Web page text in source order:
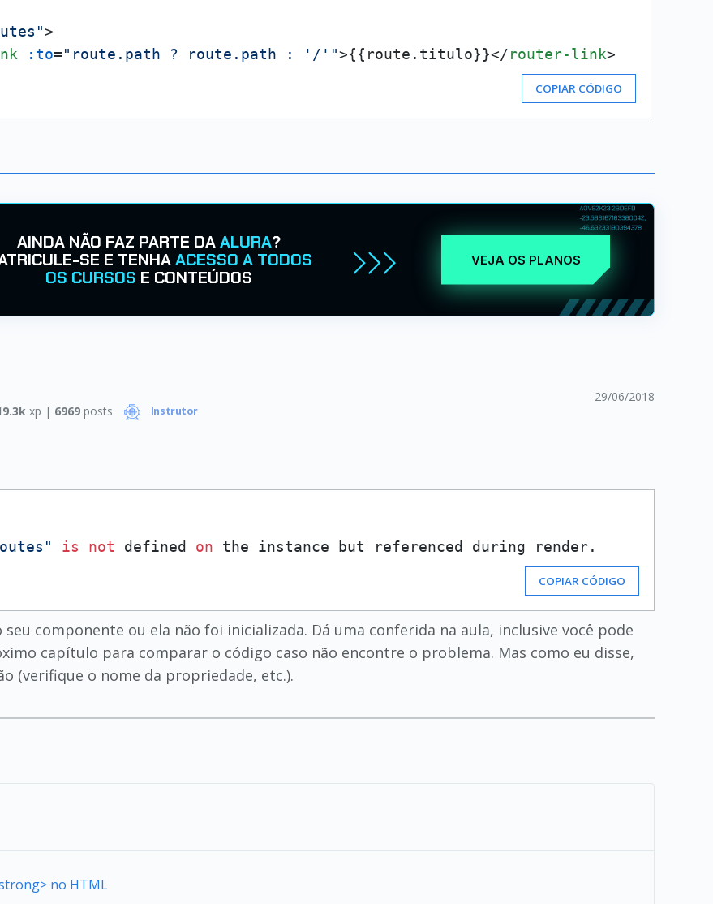
>
:to="route.path ? route.path : '/'">{{route.titulo}}</router-link>
COPIAR CÓDIGO
AINDA NÃO FAZ PARTE DAALURA?
SE E TENHAACESSO A TODOS
OS CURSOS E CONTEÚDOS
VEJA OS PLANOS
xp | 6969 posts Instrutor
29/06/2018
is not defined on the instance but referenced during render.
COPIAR CÓDIGO
componente ou ela não foi inicializada. Dá uma conferida na aula, inclusive você pode
capítulo para comparar o código caso não encontre o problema. Mas como eu disse,
(verifique o nome da propriedade, etc.).
no HTML